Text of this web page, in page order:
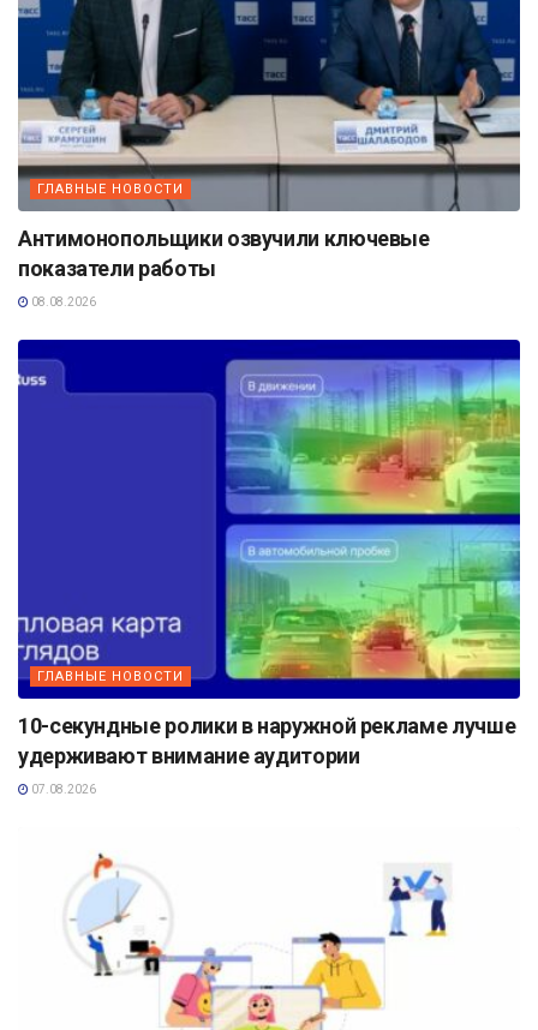
ГЛАВНЫЕ НОВОСТИ
Антимонопольщики озвучили ключевые
показатели работы
08.08.2026
ГЛАВНЫЕ НОВОСТИ
10-секундные ролики в наружной рекламе лучше
удерживают внимание аудитории
07.08.2026